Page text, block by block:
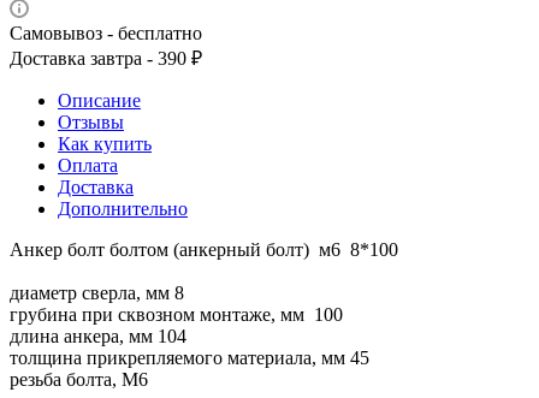
Самовывоз - бесплатно
Доставка завтра - 390 ₽
Описание
Отзывы
Как купить
Оплата
Доставка
Дополнительно
Анкер болт болтом (анкерный болт) м6 8*100
диаметр сверла, мм 8
грубина при сквозном монтаже, мм 100
длина анкера, мм 104
толщина прикрепляемого материала, мм 45
резьба болта, М6